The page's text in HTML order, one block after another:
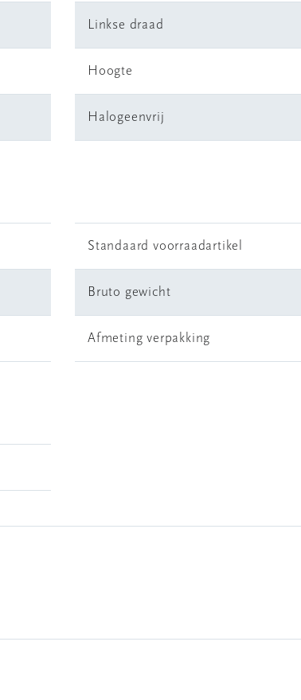
Linkse draad
Hoogte
Halogeenvrij
Standaard voorraadartikel
Bruto gewicht
Afmeting verpakking